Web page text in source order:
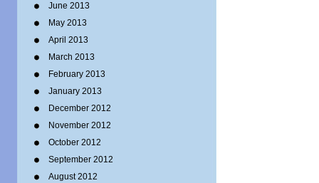
June 2013
May 2013
April 2013
March 2013
February 2013
January 2013
December 2012
November 2012
October 2012
September 2012
August 2012